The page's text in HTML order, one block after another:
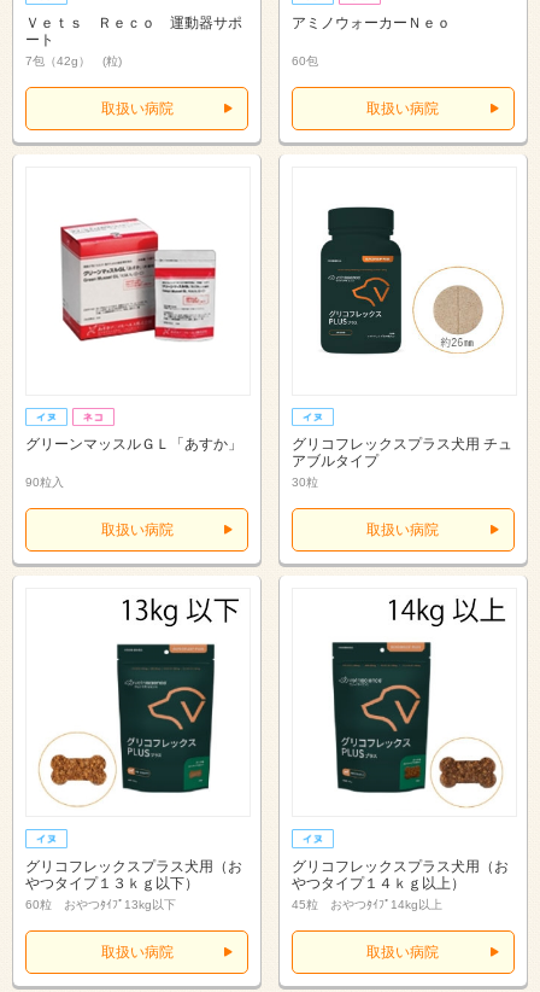
Ｖｅｔｓ Ｒｅｃｏ 運動器サポ
ート
7包（42g） (粒)
取扱い病院
アミノウォーカーＮｅｏ
60包
取扱い病院
グリーンマッスルＧＬ「あすか」
90粒入
取扱い病院
グリコフレックスプラス犬用 チュ
アブルタイプ
30粒
取扱い病院
グリコフレックスプラス犬用（お
やつタイプ１３ｋｇ以下）
60粒 おやつﾀｲﾌﾟ13kg以下
取扱い病院
グリコフレックスプラス犬用（お
やつタイプ１４ｋｇ以上）
45粒 おやつﾀｲﾌﾟ14kg以上
取扱い病院